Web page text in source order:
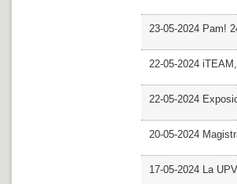
23-05-2024 Pam!
22-05-2024
22-05-2024
20-05-2024
17-05-2024 La